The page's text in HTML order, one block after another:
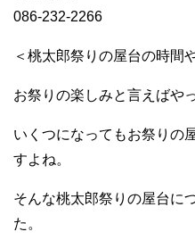
086-232-2266
＜桃太郎祭りの屋台の時間
お祭りの楽しみと言えばや
いくつになってもお祭りの
すよね。
そんな桃太郎祭りの屋台に
た。